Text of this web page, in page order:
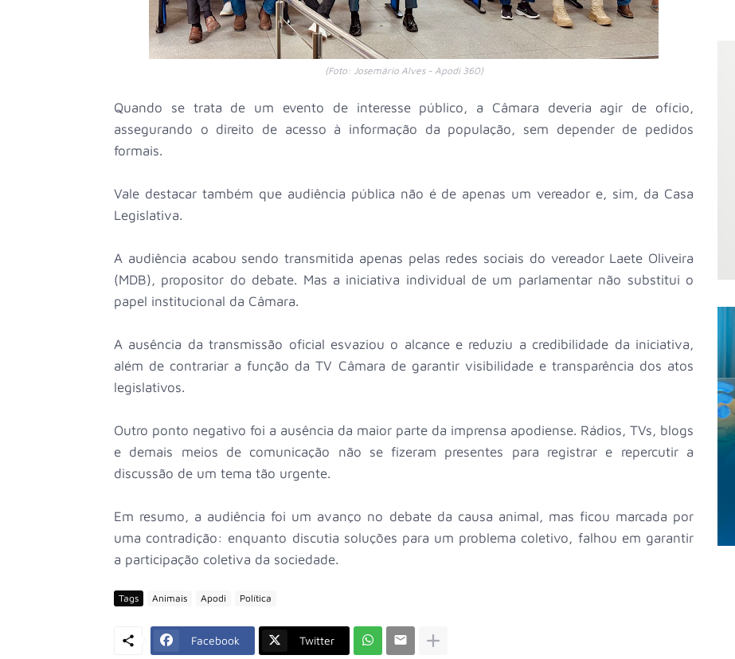
(Foto: Josemário Alves - Apodi 360)
Quando se trata de um evento de interesse público, a Câmara deveria agir de ofício,
assegurando o direito de acesso à informação da população, sem depender de pedidos
formais.
Vale destacar também que audiência pública não é de apenas um vereador e, sim, da Casa
Legislativa.
A audiência acabou sendo transmitida apenas pelas redes sociais do vereador Laete Oliveira
(MDB), propositor do debate. Mas a iniciativa individual de um parlamentar não substitui o
papel institucional da Câmara.
A ausência da transmissão oficial esvaziou o alcance e reduziu a credibilidade da iniciativa,
além de contrariar a função da TV Câmara de garantir visibilidade e transparência dos atos
legislativos.
Outro ponto negativo foi a ausência da maior parte da imprensa apodiense. Rádios, TVs, blogs
e demais meios de comunicação não se fizeram presentes para registrar e repercutir a
discussão de um tema tão urgente.
Em resumo, a audiência foi um avanço no debate da causa animal, mas ficou marcada por
uma contradição: enquanto discutia soluções para um problema coletivo, falhou em garantir
a participação coletiva da sociedade.
Tags Animais Apodi Política
Facebook Twitter